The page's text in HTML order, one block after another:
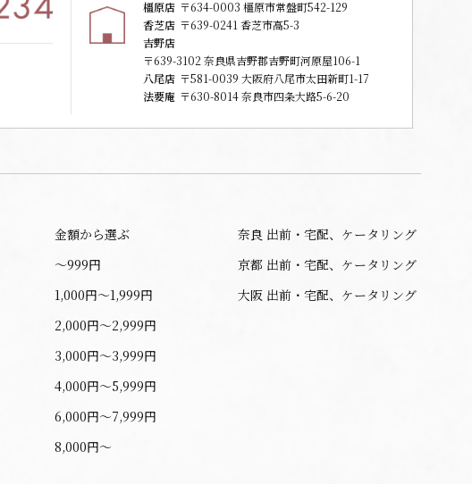
橿原店 〒634-0003 橿原市常盤町542-129
香芝店 〒639-0241 香芝市高5-3
吉野店
〒639-3102 奈良県吉野郡吉野町河原屋106-1
八尾店 〒581-0039 大阪府八尾市太田新町1-17
法要庵 〒630-8014 奈良市四条大路5-6-20
金額から選ぶ
〜999円
1,000円〜1,999円
2,000円〜2,999円
3,000円〜3,999円
4,000円〜5,999円
6,000円〜7,999円
8,000円〜
奈良 出前・宅配、ケータリング
京都 出前・宅配、ケータリング
大阪 出前・宅配、ケータリング